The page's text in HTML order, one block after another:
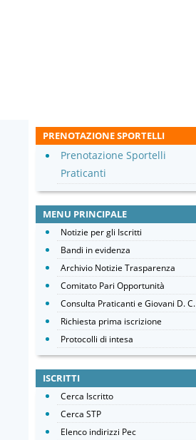
PRENOTAZIONE SPORTELLI
Prenotazione Sportelli
Praticanti
MENU PRINCIPALE
Notizie per gli Iscritti
Bandi in evidenza
Archivio Notizie Trasparenza
Comitato Pari Opportunità
Consulta Praticanti e Giovani D. C.
Richiesta prima iscrizione
Protocolli di intesa
ISCRITTI
Cerca Iscritto
Cerca STP
Elenco indirizzi Pec